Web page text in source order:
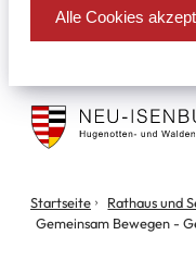
Alle Cookies
Stadt
Neu
Isenburg
Sie
befinden
Startseite Rathaus und
Gemeinsam Bewegen -